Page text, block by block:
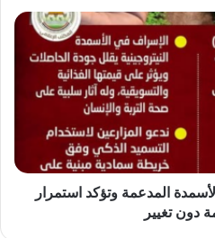
المدعمة وتؤكد استمرار
دون تغيير